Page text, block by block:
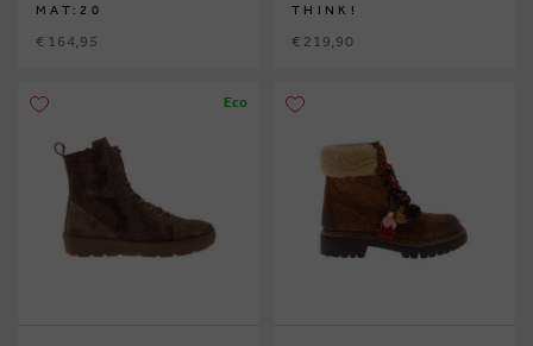
MAT:20
€ 164,95
THINK!
€ 219,90
Eco